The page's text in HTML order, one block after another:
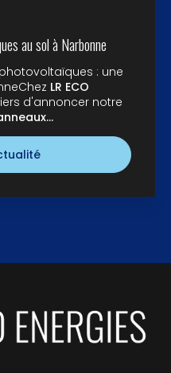
au sol à Narbonne
: une
LR ECO
d'annoncer notre